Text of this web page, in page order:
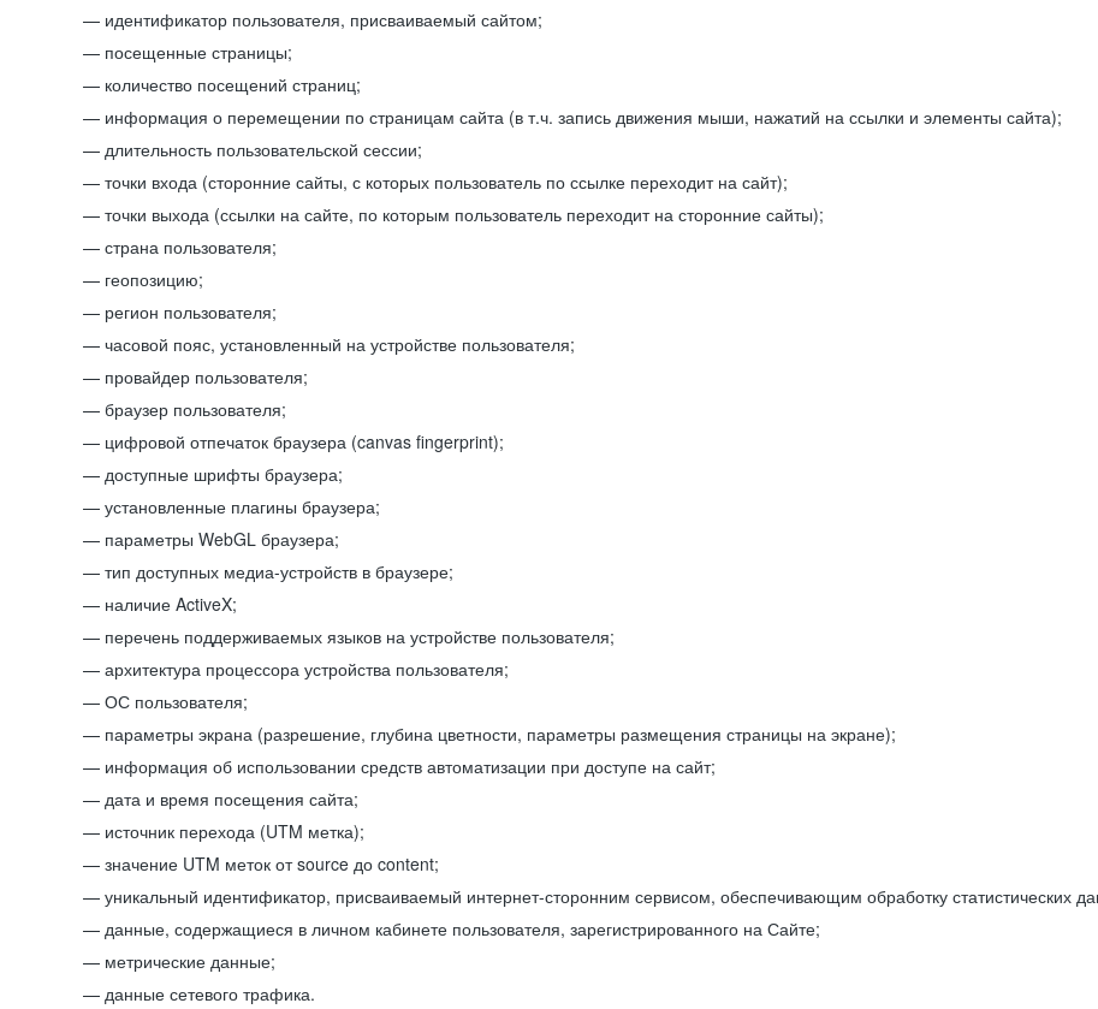
идентификатор пользователя, присваиваемый сайтом;
посещенные страницы;
количество посещений страниц;
информация о перемещении по страницам сайта (в т.ч. запись движения мыши, нажатий на ссылки и элементы сайта);
длительность пользовательской сессии;
точки входа (сторонние сайты, с которых пользователь по ссылке переходит на сайт);
точки выхода (ссылки на сайте, по которым пользователь переходит на сторонние сайты);
страна пользователя;
геопозицию;
регион пользователя;
часовой пояс, установленный на устройстве пользователя;
провайдер пользователя;
браузер пользователя;
цифровой отпечаток браузера (canvas fingerprint);
доступные шрифты браузера;
установленные плагины браузера;
параметры WebGL браузера;
тип доступных медиа-устройств в браузере;
наличие ActiveX;
перечень поддерживаемых языков на устройстве пользователя;
архитектура процессора устройства пользователя;
ОС пользователя;
параметры экрана (разрешение, глубина цветности, параметры размещения страницы на экране);
информация об использовании средств автоматизации при доступе на сайт;
дата и время посещения сайта;
источник перехода (UTM метка);
значение UTM меток от source до content;
уникальный идентификатор, присваиваемый интернет-сторонним сервисом, обеспечивающим обработку статистических
данные, содержащиеся в личном кабинете пользователя, зарегистрированного на Сайте;
метрические данные;
данные сетевого трафика.